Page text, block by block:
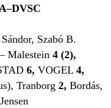
Sándor, Szabó B.
Malestein 4 (2),
6, VOGEL 4,
Tranborg 2, Bordás,